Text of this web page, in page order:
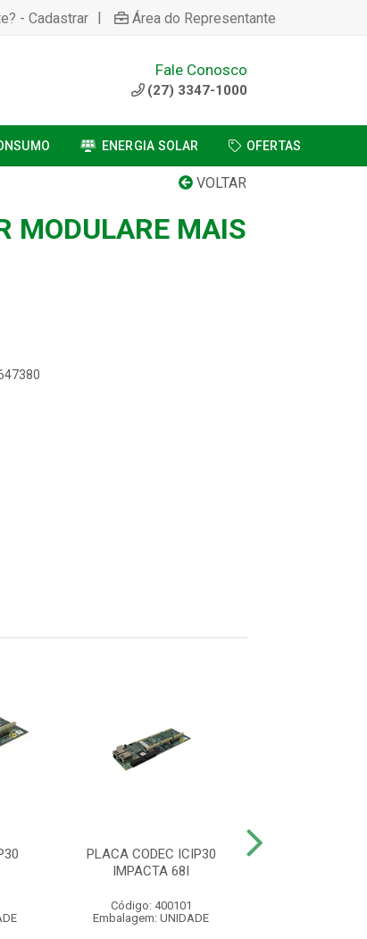
- Cadastrar | Área do Representante
Fale Conosco
(27) 3347-1000
ENERGIA SOLAR OFERTAS
VOLTAR
MODULARE MAIS
PLACA CODEC ICIP30
IMPACTA 68I
Código: 400101
Embalagem: UNIDADE